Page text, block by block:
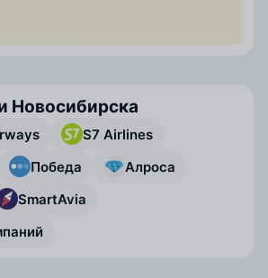
Новосибирска
S7 Airlines
Победа
Алроса
SmartAvia